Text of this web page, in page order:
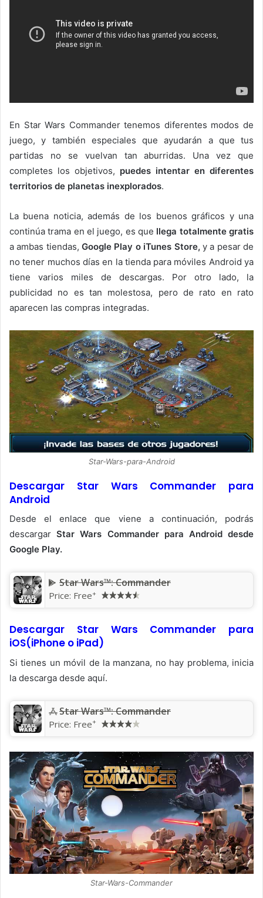
En Star Wars Commander tenemos diferentes modos de
juego, y también especiales que ayudarán a que tus
partidas no se vuelvan tan aburridas. Una vez que
completes los objetivos, puedes intentar en diferentes
territorios de planetas inexplorados.
La buena noticia, además de los buenos gráficos y una
continúa trama en el juego, es que llega totalmente gratis
a ambas tiendas,Google Play o iTunes Store, y a pesar de
no tener muchos días en la tienda para móviles Android ya
tiene varios miles de descargas. Por otro lado, la
publicidad no es tan molestosa, pero de rato en rato
aparecen las compras integradas.
Star-Wars-para-Android
Descargar Star Wars Commander para
Android
Desde el enlace que viene a continuación, podrás
descargarStar Wars Commander para Android desde
Google Play.
Star Wars™: Commander
Price: Free+
Descargar Star Wars Commander para
iOS(iPhone o iPad)
Si tienes un móvil de la manzana, no hay problema, inicia
la descarga desde aquí.
Star Wars™: Commander
Price: Free+
Star-Wars-Commander